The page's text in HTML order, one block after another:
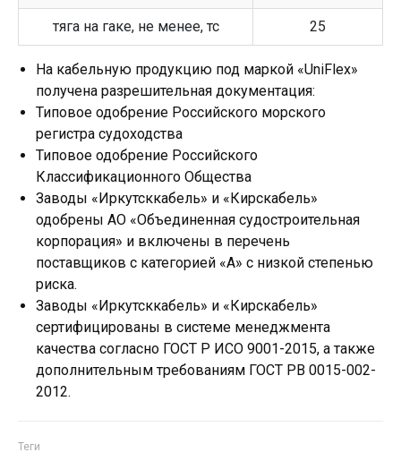
тяга на гаке, не менее, тс 25
На кабельную продукцию под маркой «UniFlex»
получена разрешительная документация:
Типовое одобрение Российского морского
регистра судоходства
Типовое одобрение Российского
Классификационного Общества
Заводы «Иркутсккабель» и «Кирскабель»
одобрены АО «Объединенная судостроительная
корпорация» и включены в перечень
поставщиков с категорией «А» с низкой степенью
риска.
Заводы «Иркутсккабель» и «Кирскабель»
сертифицированы в системе менеджмента
качества согласно ГОСТ Р ИСО 9001-2015, а также
дополнительным требованиям ГОСТ РВ 0015-002-
2012.
Теги